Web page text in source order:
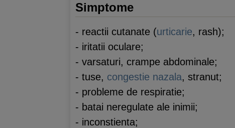
Simptome
- reactii cutanate (urticarie, rash);
- iritatii oculare;
- varsaturi, crampe abdominale;
- tuse, congestie nazala, stranut;
- probleme de respiratie;
- batai neregulate ale inimii;
- inconstienta;